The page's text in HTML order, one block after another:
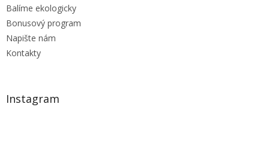
Balíme ekologicky
Bonusový program
Napište nám
Kontakty
Instagram